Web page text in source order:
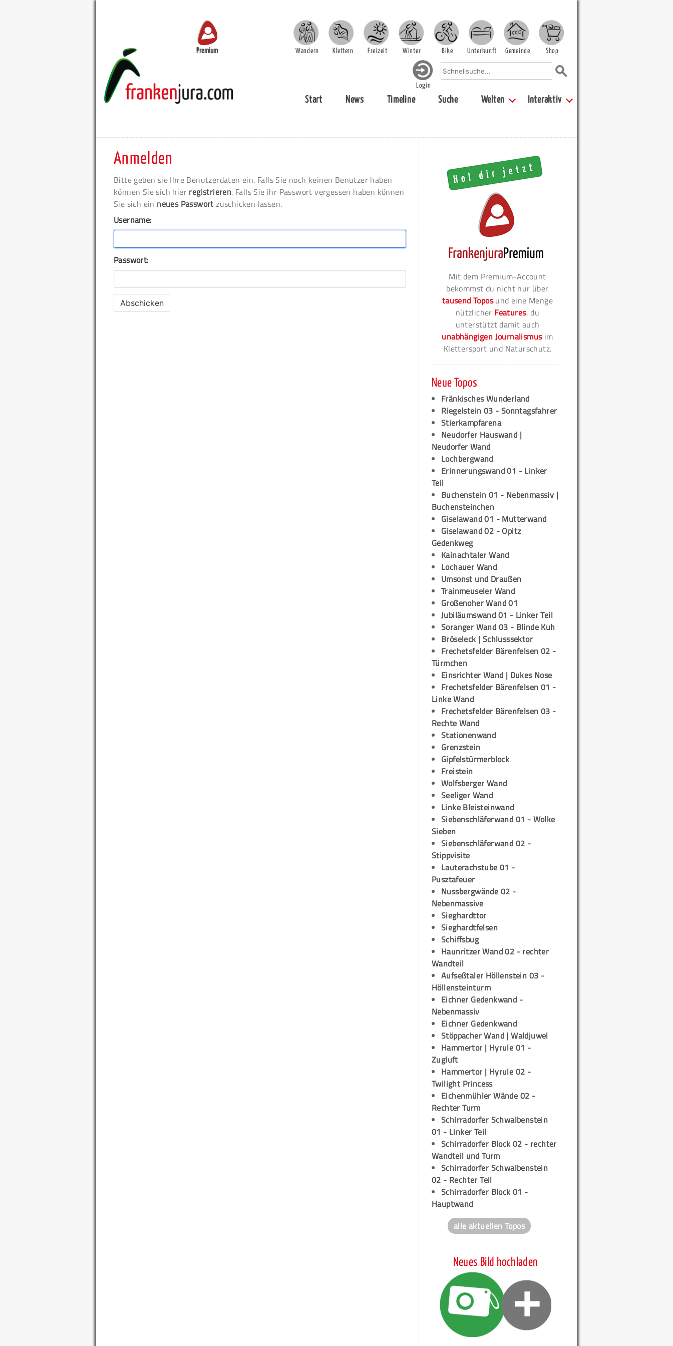
Premium Wandern Klettern Freizeit Winter Bike Unterkunft Gemeinde Shop
Login
Start News Timeline Suche Welten Interaktiv
Anmelden
Bitte geben sie Ihre Benutzerdaten ein. Falls Sie noch keinen Benutzer haben
können Sie sich hier registrieren. Falls Sie ihr Passwort vergessen haben können
Sie sich ein neues Passwort zuschicken lassen.
Username:
Passwort:
Mit dem Premium-Account
bekommst du nicht nur über
tausend Toposund eine Menge
nützlicher Features, du
unterstützt damit auch
unabhängigen Journalismusim
Klettersport und Naturschutz.
Neue Topos
Fränkisches Wunderland
Riegelstein 03 - Sonntagsfahrer
Stierkampfarena
Neudorfer Hauswand |
Neudorfer Wand
Lochbergwand
Erinnerungswand 01 - Linker
Teil
Buchenstein 01 - Nebenmassiv |
Buchensteinchen
Giselawand 01 - Mutterwand
Giselawand 02 - Opitz
Gedenkweg
Kainachtaler Wand
Lochauer Wand
Umsonst und Draußen
Trainmeuseler Wand
Großenoher Wand 01
Jubiläumswand 01 - Linker Teil
Soranger Wand 03 - Blinde Kuh
Bröseleck | Schlusssektor
Frechetsfelder Bärenfelsen 02 -
Türmchen
Einsrichter Wand | Dukes Nose
Frechetsfelder Bärenfelsen 01 -
Linke Wand
Frechetsfelder Bärenfelsen 03 -
Rechte Wand
Stationenwand
Grenzstein
Gipfelstürmerblock
Freistein
Wolfsberger Wand
Seeliger Wand
Linke Bleisteinwand
Siebenschläferwand 01 - Wolke
Sieben
Siebenschläferwand 02 -
Stippvisite
Lauterachstube 01 -
Pusztafeuer
Nussbergwände 02 -
Nebenmassive
Sieghardttor
Sieghardtfelsen
Schiffsbug
Haunritzer Wand 02 - rechter
Wandteil
Aufseßtaler Höllenstein 03 -
Höllensteinturm
Eichner Gedenkwand -
Nebenmassiv
Eichner Gedenkwand
Stöppacher Wand | Waldjuwel
Hammertor | Hyrule 01 -
Zugluft
Hammertor | Hyrule 02 -
Twilight Princess
Eichenmühler Wände 02 -
Rechter Turm
Schirradorfer Schwalbenstein
01 - Linker Teil
Schirradorfer Block 02 - rechter
Wandteil und Turm
Schirradorfer Schwalbenstein
02 - Rechter Teil
Schirradorfer Block 01 -
Hauptwand
alle aktuellen Topos
Neues Bild hochladen